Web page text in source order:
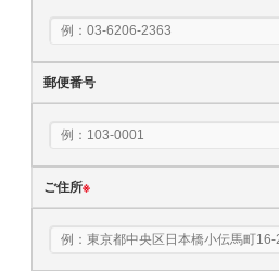
郵便番号
ご住所※